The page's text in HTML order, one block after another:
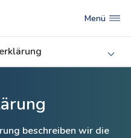
Menü
beschreiben wir die